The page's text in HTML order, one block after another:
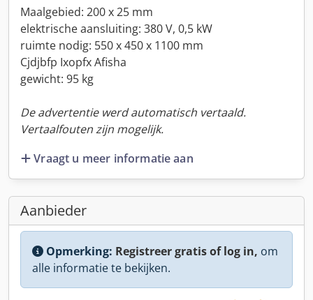
Maalgebied: 200 x 25 mm
elektrische aansluiting: 380 V, 0,5 kW
ruimte nodig: 550 x 450 x 1100 mm
Cjdjbfp Ixopfx Afisha
gewicht: 95 kg
De advertentie werd automatisch vertaald.
Vertaalfouten zijn mogelijk.
Vraagt u meer informatie aan
Aanbieder
Opmerking: Registreer gratis of log in, om
alle informatie te bekijken.